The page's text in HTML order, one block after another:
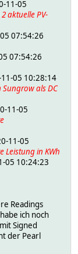
05
aktuelle PV-
10:28:14
Sungrow als DC
05
05
Leistung in KWh
Readings
ich noch
Signed
der Pearl